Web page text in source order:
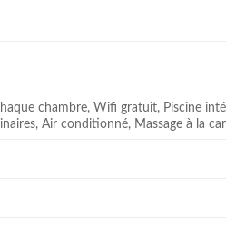
chambre, Wifi gratuit, Piscine
Air conditionné, Massage à la